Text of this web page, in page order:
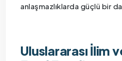
anlaşmazlıklarda güçlü bir
Uluslararası İlim